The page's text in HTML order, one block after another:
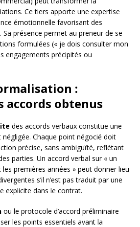
Ce tiers apporte une expertise
émotionnelle favorisant des
présence permet au preneur de se
formulées (« je dois consulter mon
engagements précipités ou
:
accords obtenus
des accords verbaux constitue une
Chaque point négocié doit
précise, sans ambiguïté, reflétant
parties. Un accord verbal sur « un
premières années » peut donner lieu
s’il n’est pas traduit par une
explicite dans le contrat.
ou le protocole d’accord préliminaire
les points essentiels avant la